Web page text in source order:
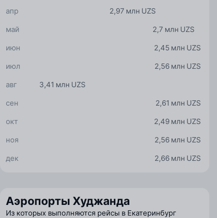
2,97 млн UZS
апр
2,7 млн UZS
май
2,45 млн UZS
июн
2,56 млн UZS
июл
3,41 млн UZS
авг
2,61 млн UZS
сен
2,49 млн UZS
окт
2,56 млн UZS
ноя
2,66 млн UZS
дек
Аэропорты Худжанда
Из которых выполняются рейсы в Екатеринбург